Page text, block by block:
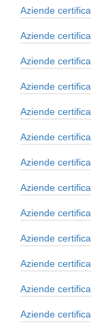
Aziende
Aziende
Aziende
Aziende
Aziende
Aziende
Aziende
Aziende
Aziende
Aziende
Aziende
Aziende
Aziende